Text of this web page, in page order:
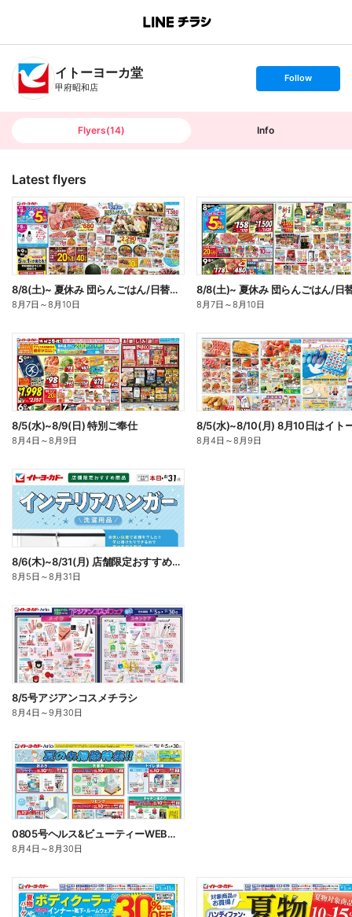
B
n
T
イトーヨーカ堂
甲府昭和店
s
t
o
Follow
Flyers(14) Info
Latest flyers
8/8(土)~ 夏休み 団らんごはん/日替お買得
8月7日 ～8月10日 8月7日 ～8月10日
8/5(水)~8/9(日) 特別ご奉仕
8月4日 ～8月9日 8月4日 ～8月9日
8/6(木)~8/31(月) 店舗限定おすすめ商品 インテリアハンガー
8月5日 ～8月31日
8/5号アジアンコスメチラシ
8月4日 ～9月30日
0805号ヘルス&ビューティーWEBチラシ
8月4日 ～8月30日